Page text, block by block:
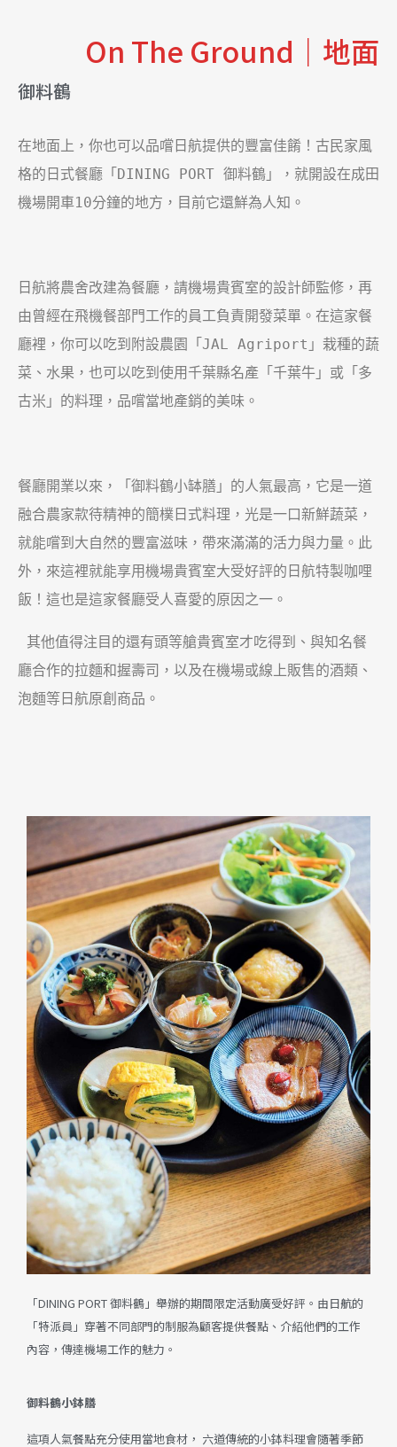
On The Ground｜地面
御料鶴
在地面上，你也可以品嚐日航提供的豐富佳餚！古民家風
格的日式餐廳「 DINING PORT 御料鶴」，就開設在成田
機場開車10分鐘的地方，目前它還鮮為人知。
日航將農舍改建為餐廳，請機場貴賓室的設計師監修，再
由曾經在飛機餐部門工作的員工負責開發菜單。在這家餐
廳裡，你可以吃到附設農園「 JAL Agriport 」栽種的蔬
菜、水果，也可以吃到使用千葉縣名產「千葉牛」或「多
古米」的料理，品嚐當地產銷的美味。
餐廳開業以來，「御料鶴小缽膳」的人氣最高，它是一道
融合農家款待精神的簡樸日式料理，光是一口新鮮蔬菜，
就能嚐到大自然的豐富滋味，帶來滿滿的活力與力量。此
外，來這裡就能享用機場貴賓室大受好評的日航特製咖哩
飯！這也是這家餐廳受人喜愛的原因之一。
其他值得注目的還有頭等艙貴賓室才吃得到、與知名餐
廳合作的拉麵和握壽司，以及在機場或線上販售的酒類、
泡麵等日航原創商品。
「DINING PORT 御料鶴」舉辦的期間限定活動廣受好評。由日航的
「特派員」穿著不同部門的制服為顧客提供餐點、介紹他們的工作
內容，傳達機場工作的魅力。
御料鶴小鉢膳
這項人氣餐點充分使用當地食材， 六道傳統的小鉢料理會隨著季節